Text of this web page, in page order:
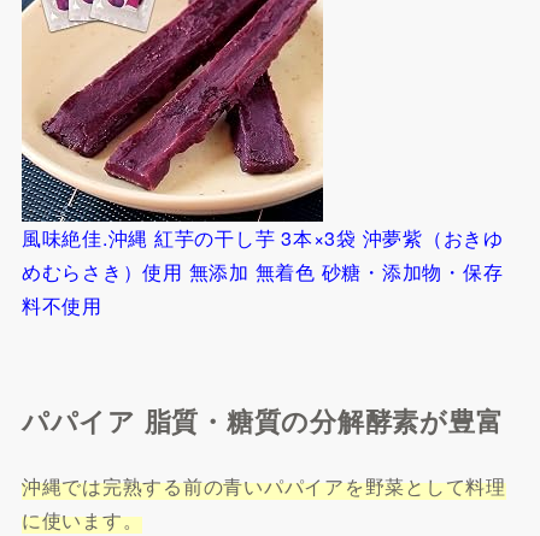
風味絶佳.沖縄 紅芋の干し芋 3本×3袋 沖夢紫（おきゆ
めむらさき）使用 無添加 無着色 砂糖・添加物・保存
料不使用
パパイア 脂質・糖質の分解酵素が豊富
沖縄では完熟する前の青いパパイアを野菜として料理
に使います。